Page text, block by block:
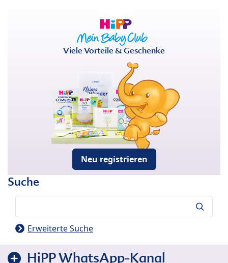
Viele Vorteile & Geschenke
Neu registrieren
Suche
Erweiterte Suche
HiPP WhatsApp-Kanal